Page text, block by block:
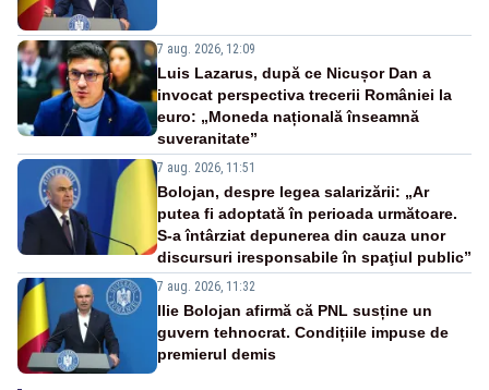
7 aug. 2026, 12:09
Luis Lazarus, după ce Nicușor Dan a
invocat perspectiva trecerii României la
euro: „Moneda națională înseamnă
suveranitate”
7 aug. 2026, 11:51
Bolojan, despre legea salarizării: „Ar
putea fi adoptată în perioada următoare.
S-a întârziat depunerea din cauza unor
discursuri iresponsabile în spaţiul public”
7 aug. 2026, 11:32
Ilie Bolojan afirmă că PNL susține un
guvern tehnocrat. Condițiile impuse de
premierul demis